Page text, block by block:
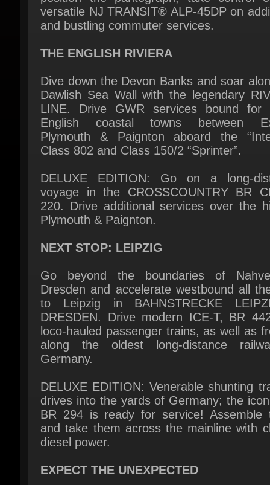
THE ENGLISH RIVIERA
Dawlish Sea Wall with the legendary
English coastal towns between
Plymouth & Paignton aboard the
Class 802 and Class 150/2 “Sprinter”.
DELUXE EDITION: Go on a long-
voyage in the CROSSCOUNTRY BR
Plymouth & Paignton.
NEXT STOP: LEIPZIG
Dresden and accelerate westbound all the
DRESDEN. Drive modern ICE-T, BR
loco-hauled passenger trains, as well as
along the oldest long-distance
Germany.
DELUXE EDITION: Venerable shunting
drives into the yards of Germany; the
BR 294 is ready for service! Assemble
and take them across the mainline with
diesel power.
EXPECT THE UNEXPECTED
The next station is…
Listen out both on platforms & trains for